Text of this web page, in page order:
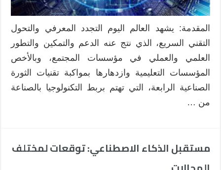
المقدمة: يشهد العالم اليوم التجدد المعرفي والتحول
التقني السريع، الذي نتج عنه الدعم والتمكين والتطور
العلمي والعملي في مؤسسات المجتمع، وبالأخص
المؤسسات التعليمية وازدهارها بمواكبة تقنيات الثورة
الصناعية الرابعة، التي تهتم بربط التكنولوجيا بالصناعة
من …
مستقبل الذكاء الاصطناعي: توقعات لمختلف